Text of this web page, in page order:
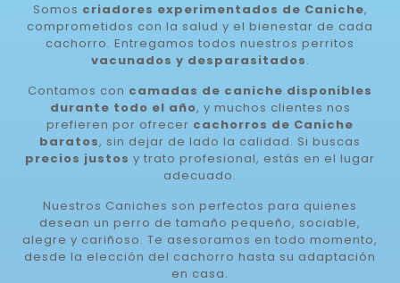
Somos criadores experimentados de Caniche,
comprometidos con la salud y el bienestar de cada
cachorro. Entregamos todos nuestros perritos
vacunados y desparasitados.
Contamos con camadas de caniche disponibles
durante todo el año, y muchos clientes nos
prefieren por ofrecer cachorros de Caniche
baratos, sin dejar de lado la calidad. Si buscas
precios justos y trato profesional, estás en el lugar
adecuado.
Nuestros Caniches son perfectos para quienes
desean un perro de tamaño pequeño, sociable,
alegre y cariñoso. Te asesoramos en todo momento,
desde la elección del cachorro hasta su adaptación
en casa.